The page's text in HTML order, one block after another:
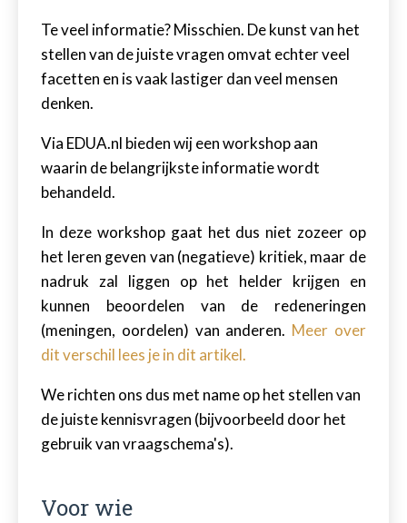
Te veel informatie? Misschien. De kunst van het
stellen van de juiste vragen omvat echter veel
facetten en is vaak lastiger dan veel mensen
denken.
Via EDUA.nl bieden wij een workshop aan
waarin de belangrijkste informatie wordt
behandeld.
In deze workshop gaat het dus niet zozeer op
het leren geven van (negatieve) kritiek, maar de
nadruk zal liggen op het helder krijgen en
kunnen beoordelen van de redeneringen
(meningen, oordelen) van anderen. Meer over
dit verschil lees je in dit artikel.
We richten ons dus met name op het stellen van
de juiste kennisvragen (bijvoorbeeld door het
gebruik van vraagschema's).
Voor wie